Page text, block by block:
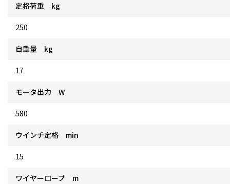
定格荷重 kg
250
自重量 kg
17
モータ出力 W
580
ウインチ定格 min
15
ワイヤーロープ m